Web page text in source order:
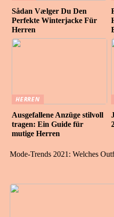
Sådan Vælger Du Den
Perfekte Winterjacke Für
Herren
HERREN
Ausgefallene Anzüge stilvoll
tragen: Ein Guide für
mutige Herren
Mode-Trends 2021: Welches